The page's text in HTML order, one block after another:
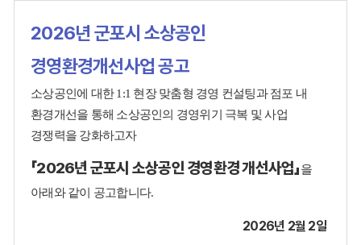
2026년 군포시 소상공인
경영환경개선사업 공고
소상공인에 대한 1:1 현장 맞춤형 경영 컨설팅과 점포 내
환경개선을 통해 소상공인의 경영위기 극복 및 사업
경쟁력을 강화하고자
「2026년 군포시 소상공인 경영환경 개선사업」을
아래와 같이 공고합니다.
2026년 2월 2일